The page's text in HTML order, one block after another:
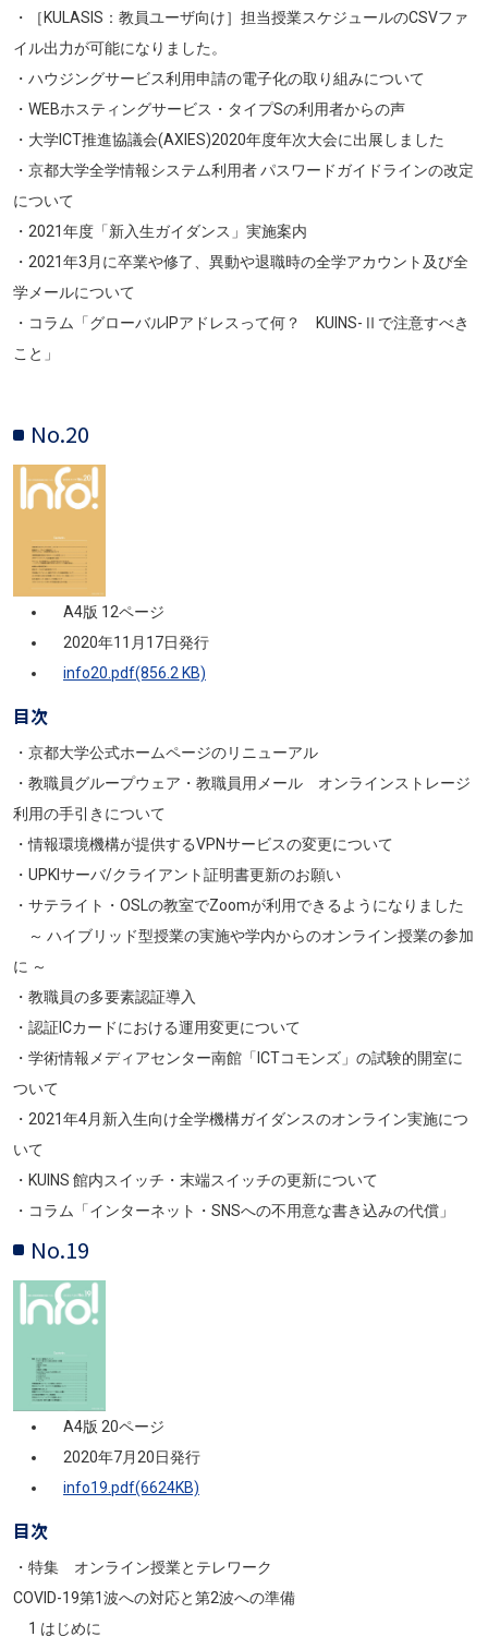
・［KULASIS：教員ユーザ向け］担当授業スケジュールのCSVファ
イル出力が可能になりました。
・ハウジングサービス利用申請の電子化の取り組みについて
・WEBホスティングサービス・タイプSの利用者からの声
・大学ICT推進協議会(AXIES)2020年度年次大会に出展しました
・京都大学全学情報システム利用者 パスワードガイドラインの改定
について
・2021年度「新入生ガイダンス」実施案内
・2021年3月に卒業や修了、異動や退職時の全学アカウント及び全
学メールについて
・コラム「グローバルIPアドレスって何？ KUINS-Ⅱで注意すべき
こと」
No.20
画像
A4版 12ページ
2020年11月17日発行
info20.pdf(856.2 KB)
目次
・京都大学公式ホームページのリニューアル
・教職員グループウェア・教職員用メール オンラインストレージ
利用の手引きについて
・情報環境機構が提供するVPNサービスの変更について
・UPKIサーバ/クライアント証明書更新のお願い
・サテライト・OSLの教室でZoomが利用できるようになりました
～ ハイブリッド型授業の実施や学内からのオンライン授業の参加
に ～
・教職員の多要素認証導入
・認証ICカードにおける運用変更について
・学術情報メディアセンター南館「ICTコモンズ」の試験的開室に
ついて
・2021年4月新入生向け全学機構ガイダンスのオンライン実施につ
いて
・KUINS 館内スイッチ・末端スイッチの更新について
・コラム「インターネット・SNSへの不用意な書き込みの代償」
No.19
画像
A4版 20ページ
2020年7月20日発行
info19.pdf(6624KB)
目次
・特集 オンライン授業とテレワーク
COVID-19第1波への対応と第2波への準備
1 はじめに